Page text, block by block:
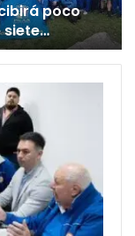
poco
siete
para los